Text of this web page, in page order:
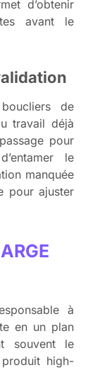
d’obtenir
avant le
de
travail déjà
pour
le
manquée
pour ajuster
à
en un plan
souvent le
produit high-